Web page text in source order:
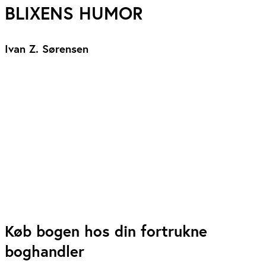
BLIXENS HUMOR
Ivan Z. Sørensen
Køb bogen hos din fortrukne
boghandler